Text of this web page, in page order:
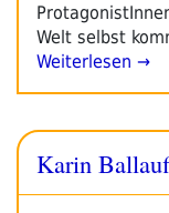
Welt selbst
Weiterlesen →
Karin